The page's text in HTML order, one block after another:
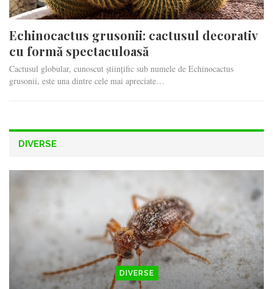
Echinocactus grusonii: cactusul decorativ
cu formă spectaculoasă
Cactusul globular, cunoscut științific sub numele de Echinocactus
grusonii, este una dintre cele mai apreciate…
DIVERSE
DIVERSE